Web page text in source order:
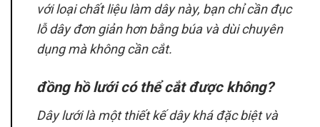
với loại chất liệu làm dây này, bạn chỉ cần đục
lỗ dây đơn giản hơn bằng búa và dùi chuyên
dụng mà không cần cắt.
đồng hồ lưới có thể cắt được không?
Dây lưới là một thiết kế dây khá đặc biệt và